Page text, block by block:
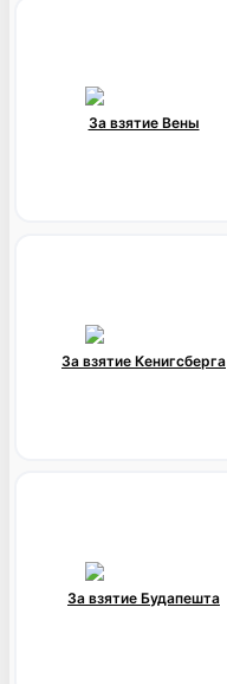
За взятие Вены
За взятие Кенигсберга
За взятие Будапешта